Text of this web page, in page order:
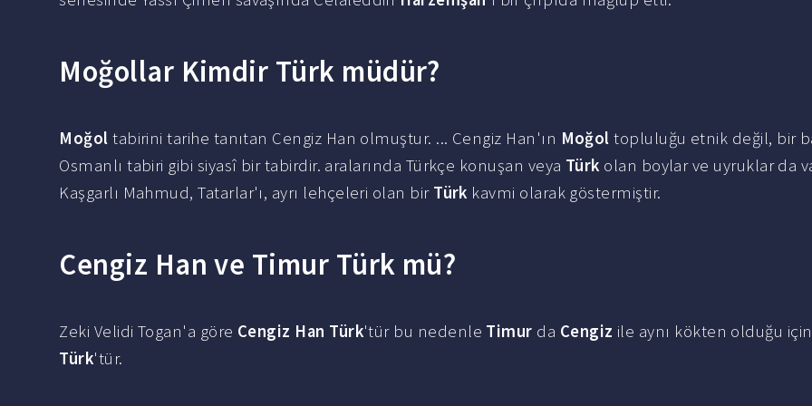
Moğollar Kimdir Türk müdür?
Moğol tabirini tarihe tanıtan Cengiz Han olmuştur. ... Cengiz Han'ın Moğol topluluğu etnik değil, bir
Osmanlı tabiri gibi siyasî bir tabirdir. aralarında Türkçe konuşan veya Türk olan boylar ve uyruklar da
Kaşgarlı Mahmud, Tatarlar'ı, ayrı lehçeleri olan bir Türk kavmi olarak göstermiştir.
Cengiz Han ve Timur Türk mü?
Zeki Velidi Togan'a göre Cengiz Han Türk'tür bu nedenle Timur da Cengiz ile aynı kökten olduğu
Türk'tür.